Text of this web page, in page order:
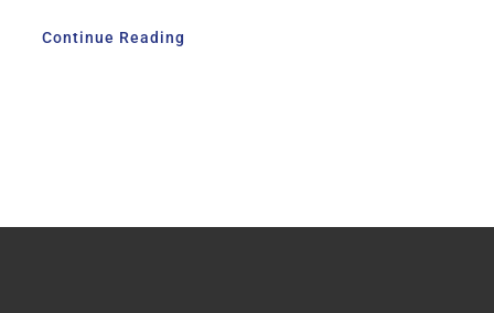
Continue Reading